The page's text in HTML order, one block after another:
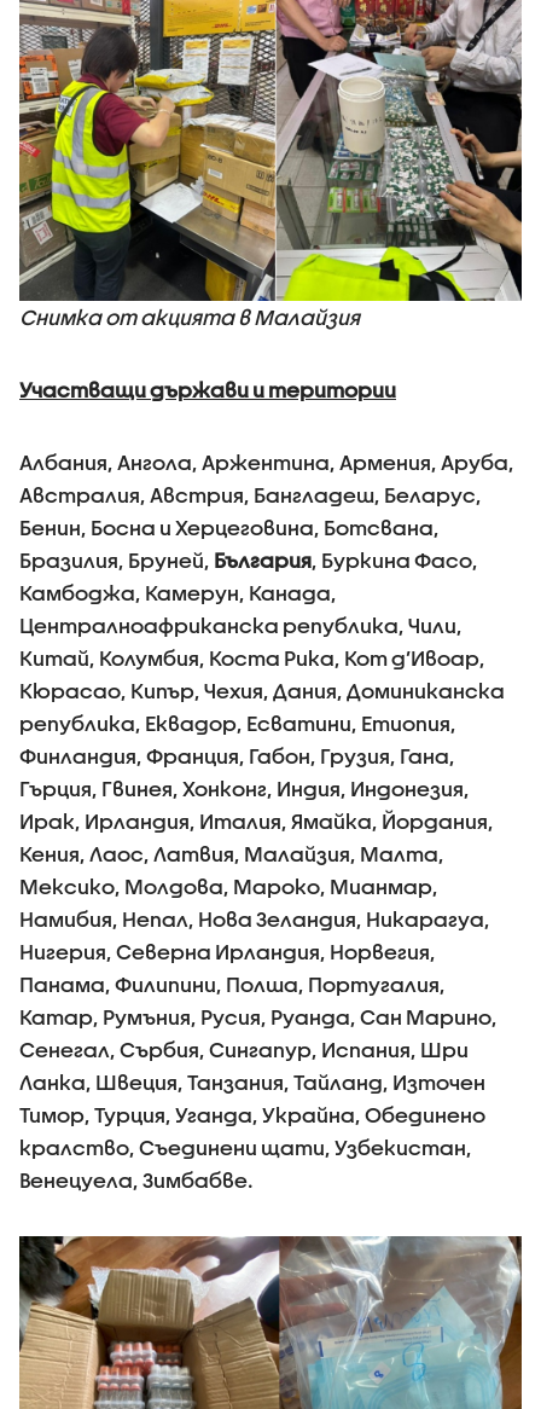
Снимка от акцията в Малайзия
Участващи държави и територии
Албания, Ангола, Аржентина, Армения, Аруба,
Австралия, Австрия, Бангладеш, Беларус,
Бенин, Босна и Херцеговина, Ботсвана,
Бразилия, Бруней, България, Буркина Фасо,
Камбоджа, Камерун, Канада,
Централноафриканска република, Чили,
Китай, Колумбия, Коста Рика, Кот д’Ивоар,
Кюрасао, Кипър, Чехия, Дания, Доминиканска
република, Еквадор, Есватини, Етиопия,
Финландия, Франция, Габон, Грузия, Гана,
Гърция, Гвинея, Хонконг, Индия, Индонезия,
Ирак, Ирландия, Италия, Ямайка, Йордания,
Кения, Лаос, Латвия, Малайзия, Малта,
Мексико, Молдова, Мароко, Мианмар,
Намибия, Непал, Нова Зеландия, Никарагуа,
Нигерия, Северна Ирландия, Норвегия,
Панама, Филипини, Полша, Португалия,
Катар, Румъния, Русия, Руанда, Сан Марино,
Сенегал, Сърбия, Сингапур, Испания, Шри
Ланка, Швеция, Танзания, Тайланд, Източен
Тимор, Турция, Уганда, Украйна, Обединено
кралство, Съединени щати, Узбекистан,
Венецуела, Зимбабве.